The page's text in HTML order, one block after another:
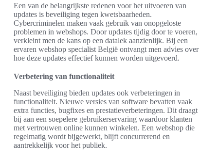
Een van de belangrijkste redenen voor het uitvoeren van
updates is beveiliging tegen kwetsbaarheden.
Cybercriminelen maken vaak gebruik van onopgeloste
problemen in webshops. Door updates tijdig door te voeren,
verkleint men de kans op een datalek aanzienlijk. Bij een
ervaren webshop specialist België ontvangt men advies over
hoe deze updates effectief kunnen worden uitgevoerd.
Verbetering van functionaliteit
Naast beveiliging bieden updates ook verbeteringen in
functionaliteit. Nieuwe versies van software bevatten vaak
extra functies, bugfixes en prestatieverbeteringen. Dit draagt
bij aan een soepelere gebruikerservaring waardoor klanten
met vertrouwen online kunnen winkelen. Een webshop die
regelmatig wordt bijgewerkt, blijft concurrerend en
aantrekkelijk voor het publiek.